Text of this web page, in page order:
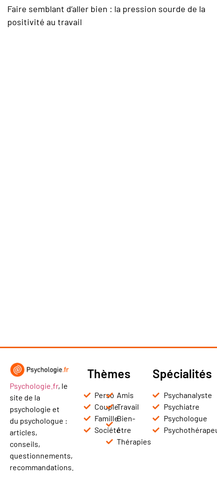
Faire semblant d’aller bien : la pression sourde de la
positivité au travail
Psychologie.fr, le
site de la
psychologie et
du psychologue :
articles,
conseils,
questionnements,
recommandations.
Thèmes
Perso
Couple
Famille
Société
Amis
Travail
Bien-
être
Thérapies
Spécialités
Psychanalyste
Psychiatre
Psychologue